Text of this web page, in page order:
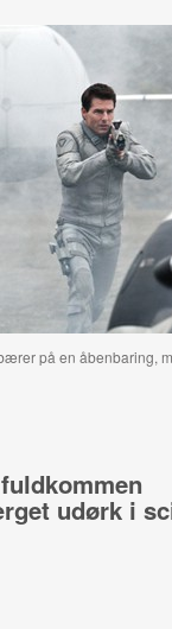
på en åbenbaring,
udørk i